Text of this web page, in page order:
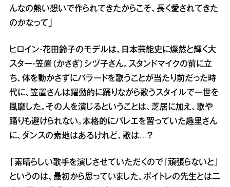
んなの熱い想いで作られてきたからこそ、長く愛されてきた
のかなって」
ヒロイン・花田鈴子のモデルは、日本芸能史に燦然と輝く大
スター・笠置（かさぎ）シヅ子さん。スタンドマイクの前に立
ち、体を動かさずにバラードを歌うことが当たり前だった時
代に、笠置さんは躍動的に踊りながら歌うスタイルで一世を
風靡した。その人を演じるということは、芝居に加え、歌や
踊りも避けられない。本格的にバレエを習っていた趣里さん
に、ダンスの素地はあるけれど、歌は…？
「素晴らしい歌手を演じさせていただくので『頑張らないと』
というのは、最初から思っていました。ボイトレの先生とは二